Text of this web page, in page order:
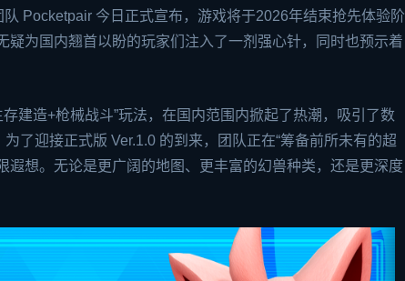
Pocketpair 今日正式宣布，游戏将于2026年结束抢先体验阶
为国内翘首以盼的玩家们注入了一剂强心针，同时也预示着
建造+枪械战斗”玩法，在国内范围内掀起了热潮，吸引了数
了迎接正式版 Ver.1.0 的到来，团队正在“筹备前所未有的超
遐想。无论是更广阔的地图、更丰富的幻兽种类，还是更深度